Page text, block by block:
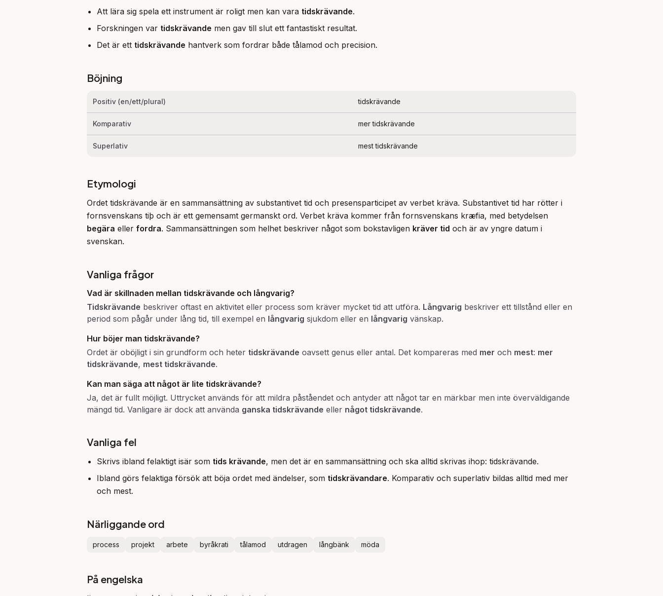
Att lära sig spela ett instrument är roligt men kan vara tidskrävande.
Forskningen var tidskrävande men gav till slut ett fantastiskt resultat.
Det är ett tidskrävande hantverk som fordrar både tålamod och precision.
Böjning
Positiv (en/ett/plural) tidskrävande
Komparativ mer tidskrävande
Superlativ mest tidskrävande
Etymologi
Ordet tidskrävande är en sammansättning av substantivet tid och presensparticipet av verbet kräva. Substantivet tid har rötter i
begära eller fordra. Sammansättningen som helhet beskriver något som bokstavligen kräver tid och är av yngre datum i
svenskan.
Vanliga frågor
Vad är skillnaden mellan tidskrävande och långvarig?
Tidskrävande beskriver oftast en aktivitet eller process som kräver mycket tid att utföra. Långvarig beskriver ett tillstånd eller en
period som pågår under lång tid, till exempel en långvarig sjukdom eller en långvarig vänskap.
Hur böjer man tidskrävande?
Ordet är oböjligt i sin grundform och heter tidskrävande oavsett genus eller antal. Det kompareras med mer och mest: mer
tidskrävande, mest tidskrävande.
Kan man säga att något är lite tidskrävande?
Ja, det är fullt möjligt. Uttrycket används för att mildra påståendet och antyder att något tar en märkbar men inte överväldigande
mängd tid. Vanligare är dock att använda ganska tidskrävande eller något tidskrävande.
Vanliga fel
Skrivs ibland felaktigt isär som tids krävande, men det är en sammansättning och ska alltid skrivas ihop: tidskrävande.
Ibland görs felaktiga försök att böja ordet med ändelser, som tidskrävandare. Komparativ och superlativ bildas alltid med mer
och mest.
Närliggande ord
process projekt arbete byråkrati tålamod utdragen långbänk möda
På engelska